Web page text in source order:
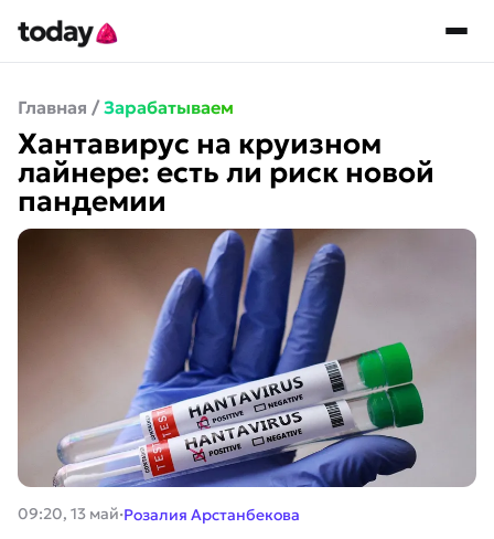
Главная / Зарабатываем
Хантавирус на круизном
лайнере: есть ли риск новой
пандемии
09:20, 13 май·Розалия Арстанбекова